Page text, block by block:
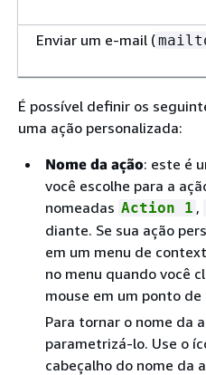
Enviar um e-mail (
É possível definir os
uma ação personalizada:
Nome da ação: este é
você escolhe para a
nomeadas Action 1 ,
diante. Se sua ação
em um menu de
no menu quando você
mouse em um ponto de
Para tornar o nome da
parametrizá-lo. Use o
cabeçalho do nome da